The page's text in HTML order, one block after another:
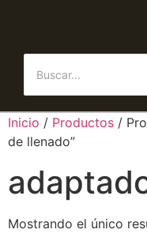
Inicio / Productos /
de llenado”
Mostrando el único